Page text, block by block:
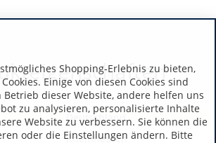
Deutschland
Rheinhessen
Shopping-Erlebnis zu bieten,
Einige von diesen Cookies sind
dieser Website, andere helfen uns
zu analysieren, personalisierte Inhalte
Website zu verbessern. Sie können die
oder die Einstellungen ändern. Bitte